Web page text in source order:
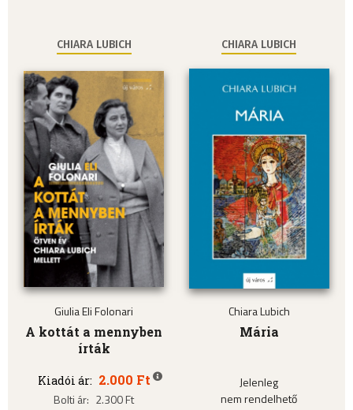
CHIARA LUBICH
Giulia Eli Folonari
A kottát a mennyben
írták
Kiadói ár: 2.000 Ft
Bolti ár: 2.300 Ft
CHIARA LUBICH
Chiara Lubich
Mária
Jelenleg
nem rendelhető